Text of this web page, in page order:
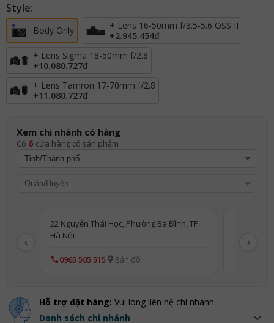
Style:
Body Only
+ Lens 16-50mm f/3.5-5.6 OSS II
+2.945.454đ
+ Lens Sigma 18-50mm f/2.8
+10.080.727đ
+ Lens Tamron 17-70mm f/2.8
+11.080.727đ
Xem chi nhánh có hàng
Có 6 cửa hàng có sản phẩm
‹
22 Nguyễn Thái Học, Phường Ba Đình, TP
Hà Nội
0965 505 515 Bản đồ
TP Hà Nội
›
Hỗ trợ đặt hàng: Vui lòng liên hệ chi nhánh
Danh sách chi nhánh